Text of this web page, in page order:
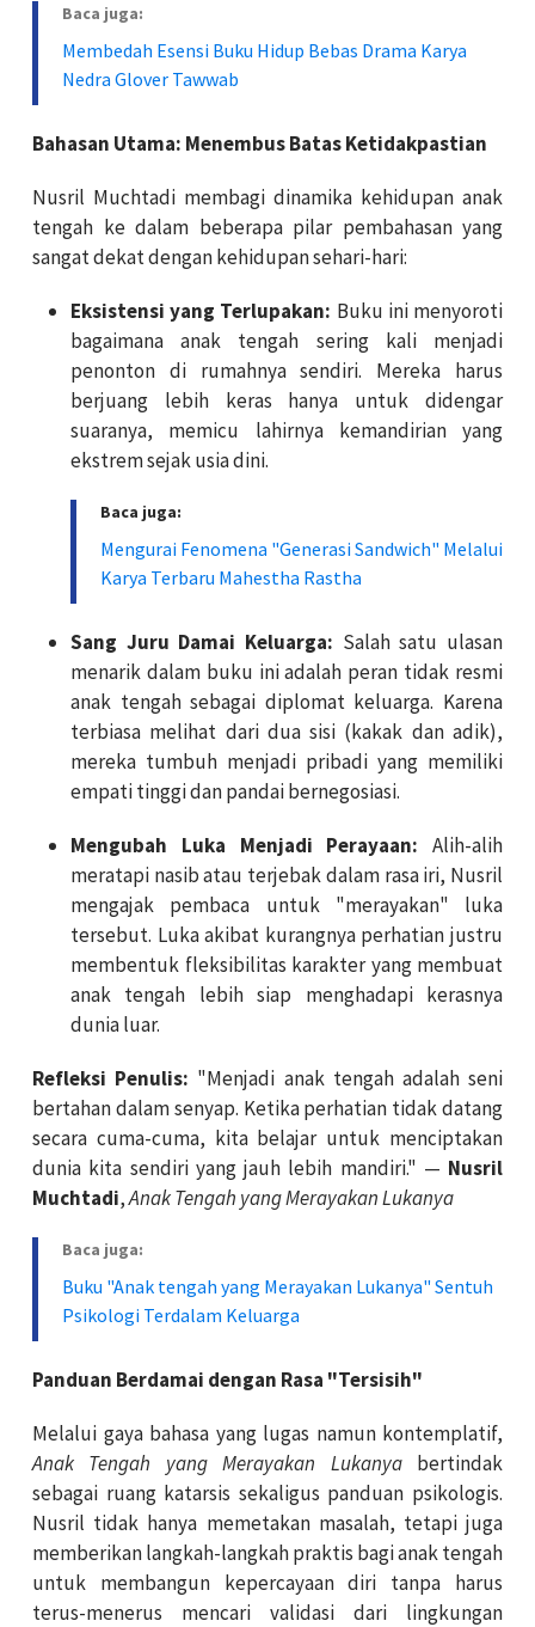
Baca juga:
Membedah Esensi Buku Hidup Bebas Drama Karya
Nedra Glover Tawwab
Bahasan Utama: Menembus Batas Ketidakpastian
Nusril Muchtadi membagi dinamika kehidupan anak
tengah ke dalam beberapa pilar pembahasan yang
sangat dekat dengan kehidupan sehari-hari:
Eksistensi yang Terlupakan: Buku ini menyoroti
bagaimana anak tengah sering kali menjadi
penonton di rumahnya sendiri. Mereka harus
berjuang lebih keras hanya untuk didengar
suaranya, memicu lahirnya kemandirian yang
ekstrem sejak usia dini.
Baca juga:
Mengurai Fenomena "Generasi Sandwich" Melalui
Karya Terbaru Mahestha Rastha
Sang Juru Damai Keluarga: Salah satu ulasan
menarik dalam buku ini adalah peran tidak resmi
anak tengah sebagai diplomat keluarga. Karena
terbiasa melihat dari dua sisi (kakak dan adik),
mereka tumbuh menjadi pribadi yang memiliki
empati tinggi dan pandai bernegosiasi.
Mengubah Luka Menjadi Perayaan: Alih-alih
meratapi nasib atau terjebak dalam rasa iri, Nusril
mengajak pembaca untuk "merayakan" luka
tersebut. Luka akibat kurangnya perhatian justru
membentuk fleksibilitas karakter yang membuat
anak tengah lebih siap menghadapi kerasnya
dunia luar.
Refleksi Penulis: "Menjadi anak tengah adalah seni
bertahan dalam senyap. Ketika perhatian tidak datang
secara cuma-cuma, kita belajar untuk menciptakan
dunia kita sendiri yang jauh lebih mandiri." — Nusril
Muchtadi,Anak Tengah yang Merayakan Lukanya
Baca juga:
Buku "Anak tengah yang Merayakan Lukanya" Sentuh
Psikologi Terdalam Keluarga
Panduan Berdamai dengan Rasa "Tersisih"
Melalui gaya bahasa yang lugas namun kontemplatif,
Anak Tengah yang Merayakan Lukanyabertindak
sebagai ruang katarsis sekaligus panduan psikologis.
Nusril tidak hanya memetakan masalah, tetapi juga
memberikan langkah-langkah praktis bagi anak tengah
untuk membangun kepercayaan diri tanpa harus
terus-menerus mencari validasi dari lingkungan